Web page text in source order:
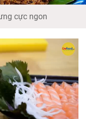
cực ngon